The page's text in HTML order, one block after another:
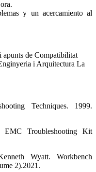
y un acercamiento al
apunts de Compatibilitat
i Arquitectura La
Techniques. 1999.
Troubleshooting Kit
Wyatt. Workbench
2).2021.